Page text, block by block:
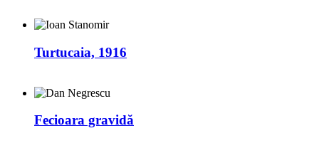
Turtucaia, 1916
Fecioara gravidă